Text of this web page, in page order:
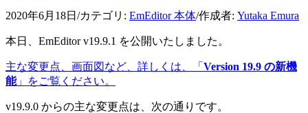
2020年6月18日 /カテゴリ: EmEditor 本体/作成者: Yutaka Emura
本日、EmEditor v19.9.1 を公開いたしました。
主な変更点、画面図など、詳しくは、「 Version 19.9 の新機
能」をご覧ください。
v19.9.0 からの主な変更点は、次の通りです。